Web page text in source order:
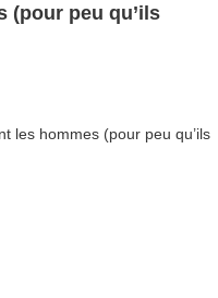
(pour peu qu’ils